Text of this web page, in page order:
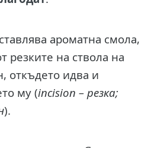
ароматна смола,
резките на ствола на
откъдето идва и
му (incision – резка;
).